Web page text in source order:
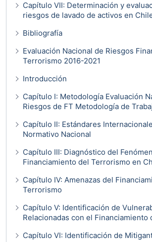
Capítulo VII: Determinación y
riesgos de lavado de activos en
Bibliografía
Evaluación Nacional de Riesgos
Terrorismo 2016-2021
Introducción
Capítulo I: Metodología Evaluación
Riesgos de FT Metodología de
Capítulo II: Estándares
Normativo Nacional
Capítulo III: Diagnóstico del
Financiamiento del Terrorismo en
Capítulo IV: Amenazas del
Terrorismo
Capítulo V: Identificación de
Relacionadas con el Financiamiento
Capítulo VI: Identificación de